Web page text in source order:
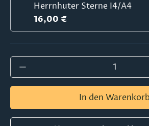
Herrnhuter Sterne I4/A4
16,00 €
Produkt Anzahl: Gib
In den